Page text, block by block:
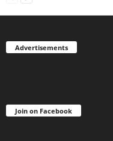
Advertisements
Join on Facebook